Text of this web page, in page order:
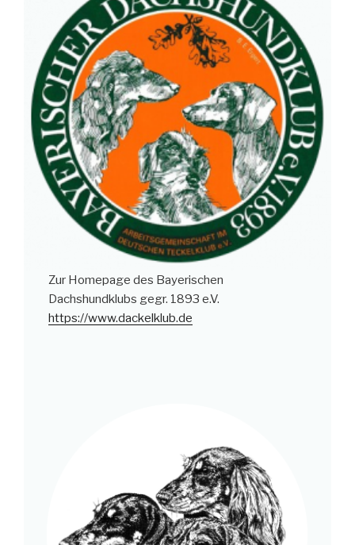
Zur Homepage des Bayerischen
Dachshundklubs gegr. 1893 e.V.
https://www.dackelklub.de